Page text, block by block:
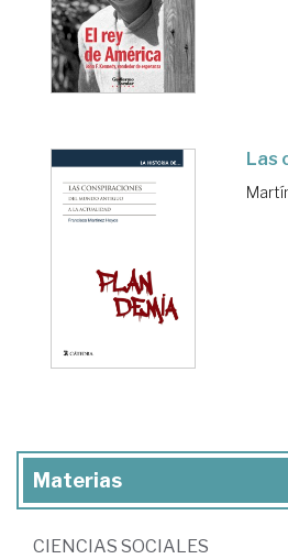
Las
Materias
CIENCIAS SOCIALES